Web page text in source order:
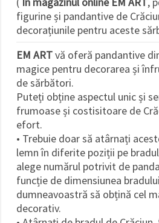
figurine și pandantive de
decorațiunile pentru aceste
EM ARTvă oferă pandantive
magice pentru decorarea și
de sărbători.
Puteți obține aspectul unic și
frumoase și costisitoare de
efort.
• Trebuie doar să atârnați
lemn în diferite poziții pe
alege numărul potrivit de
funcție de dimensiunea
dumneavoastră să obțină cel
decorativ.